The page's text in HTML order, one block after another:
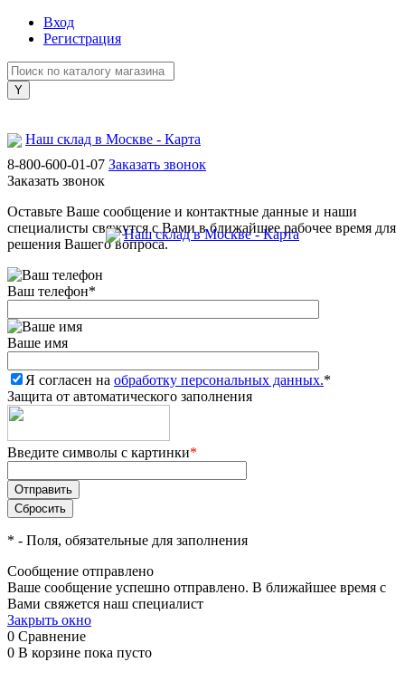
Вход
Регистрация
Наш склад в Москве - Карта
Наш склад в Москве - Карта
8-800-600-01-07 Заказать звонок
Заказать звонок
Оставьте Ваше сообщение и контактные данные и наши
специалисты свяжутся с Вами в ближайшее рабочее время для
решения Вашего вопроса.
Ваш телефон*
Ваше имя
Я согласен на обработку персональных данных.*
Защита от автоматического заполнения
Введите символы с картинки*
* - Поля, обязательные для заполнения
Сообщение отправлено
Ваше сообщение успешно отправлено. В ближайшее время с
Вами свяжется наш специалист
Закрыть окно
0 Сравнение
0 В корзине пока пусто